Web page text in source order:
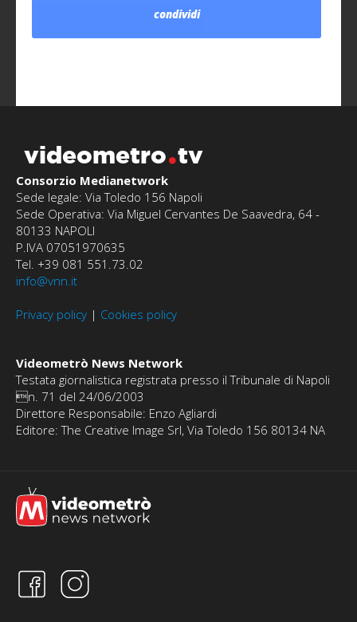
condividi
videometro tv
Consorzio Medianetwork
Sede legale: Via Toledo 156 Napoli
Sede Operativa: Via Miguel Cervantes De Saavedra, 64 -
80133 NAPOLI
P.IVA 07051970635
Tel. +39 081 551.73.02
info@vnn.it
Privacy policy | Cookies policy
Videometrò News Network
Testata giornalistica registrata presso il Tribunale di Napoli
n. 71 del 24/06/2003
Direttore Responsabile: Enzo Agliardi
Editore: The Creative Image Srl, Via Toledo 156 80134 NA